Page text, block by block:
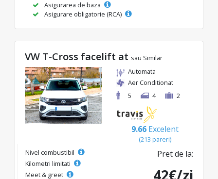
Asigurarea de baza
Asigurare obligatorie (RCA)
VW T-Cross facelift at sau Similar
Automata
Aer Conditionat
5
4 2
9.66 Excelent
(213 pareri)
Nivel combustibil
Kilometri limitati
Meet & greet
Pret de la:
42€/zi